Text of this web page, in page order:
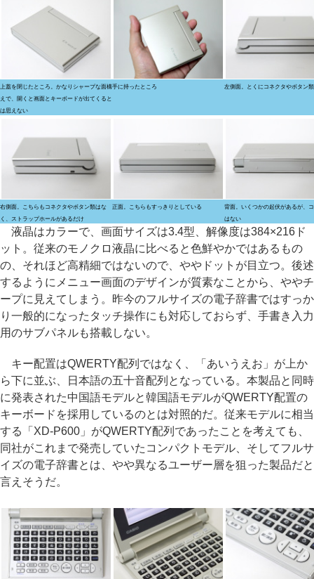
上蓋を閉じたところ。かなりシャープな面構
えで、開くと画面とキーボードが出てくると
は思えない
手に持ったところ 左側面。とくにコネクタやボタン
右側面。こちらもコネクタやボタン類はな
く、ストラップホールがあるだけ
正面。こちらもすっきりとしている
背面。いくつかの起伏があるが、
はない
液晶はカラーで、画面サイズは3.4型、解像度は384×216ド
ット。従来のモノクロ液晶に比べると色鮮やかではあるもの
の、それほど高精細ではないので、ややドットが目立つ。後述
するようにメニュー画面のデザインが質素なことから、ややチ
ープに見えてしまう。昨今のフルサイズの電子辞書ではすっか
り一般的になったタッチ操作にも対応しておらず、手書き入力
用のサブパネルも搭載しない。
キー配置はQWERTY配列ではなく、「あいうえお」が上か
ら下に並ぶ、日本語の五十音配列となっている。本製品と同時
に発表された中国語モデルと韓国語モデルがQWERTY配置の
キーボードを採用しているのとは対照的だ。従来モデルに相当
する「XD-P600」がQWERTY配列であったことを考えても、
同社がこれまで発売していたコンパクトモデル、そしてフルサ
イズの電子辞書とは、やや異なるユーザー層を狙った製品だと
言えそうだ。